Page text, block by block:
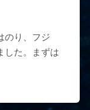
のり、フジ
した。まずは